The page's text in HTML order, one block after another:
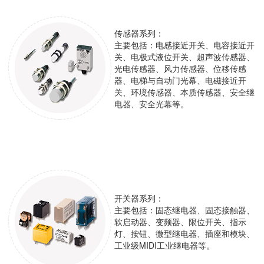
传感器系列：
主要包括：电感接近开关、电容接近开
关、电极式液位开关、超声波传感器、
光电传感器、风力传感器、位移传感
器、电梯与自动门光幕、电磁接近开
关、环境传感器、本质传感器、安全继
电器、安全光幕等。
开关器系列：
主要包括：固态继电器、固态接触器、
软启动器、变频器、限位开关、指示
灯、按钮、微型继电器、插座和模块、
工业级MIDI工业继电器等。